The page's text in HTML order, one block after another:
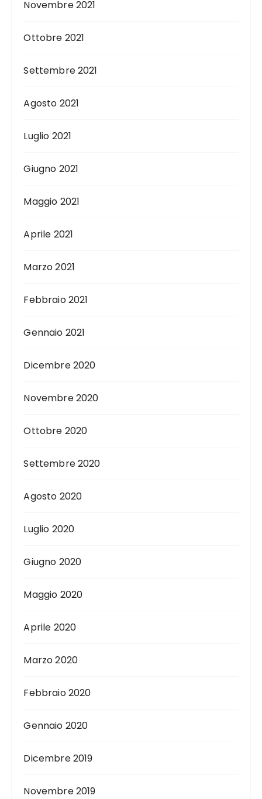
Novembre 2021
Ottobre 2021
Settembre 2021
Agosto 2021
Luglio 2021
Giugno 2021
Maggio 2021
Aprile 2021
Marzo 2021
Febbraio 2021
Gennaio 2021
Dicembre 2020
Novembre 2020
Ottobre 2020
Settembre 2020
Agosto 2020
Luglio 2020
Giugno 2020
Maggio 2020
Aprile 2020
Marzo 2020
Febbraio 2020
Gennaio 2020
Dicembre 2019
Novembre 2019